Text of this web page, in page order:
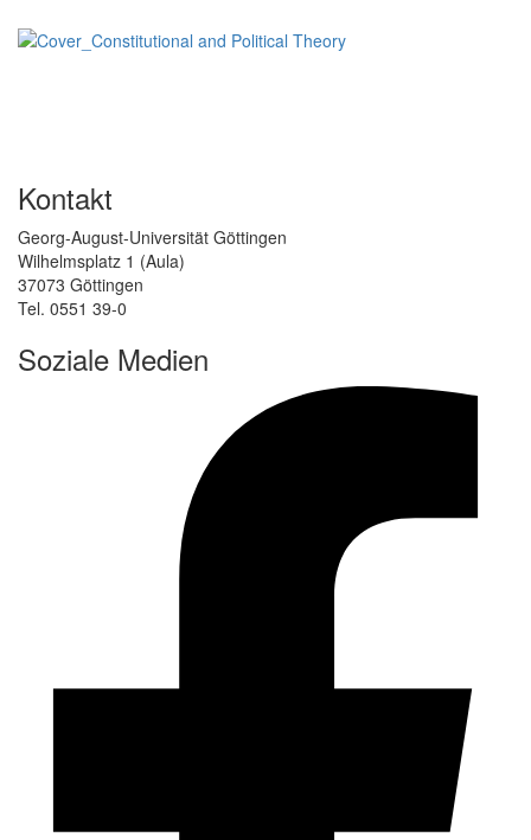
Kontakt
Georg-August-Universität Göttingen
Wilhelmsplatz 1 (Aula)
37073 Göttingen
Tel. 0551 39-0
Soziale Medien